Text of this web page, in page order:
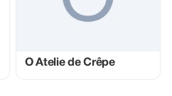
O Atelie de Crêpe